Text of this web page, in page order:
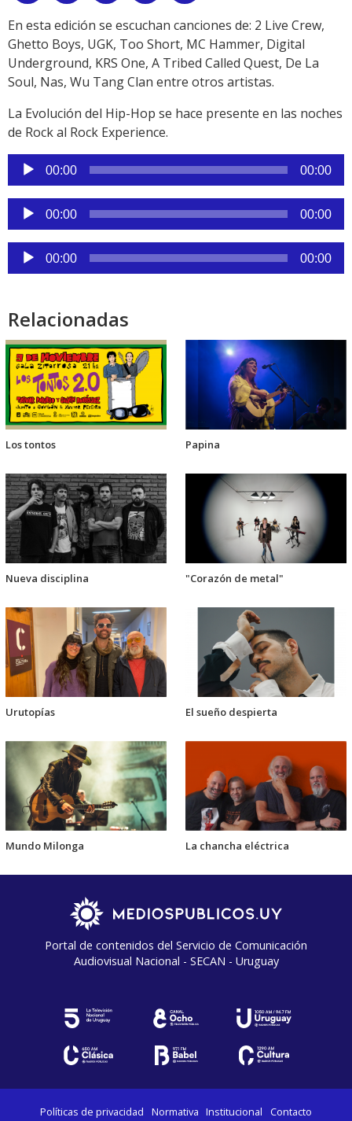
Link
En esta edición se escuchan canciones de: 2 Live Crew,
Ghetto Boys, UGK, Too Short, MC Hammer, Digital
Underground, KRS One, A Tribed Called Quest, De La
Soul, Nas, Wu Tang Clan entre otros artistas.
La Evolución del Hip-Hop se hace presente en las noches
de Rock al Rock Experience.
Reproductor
de
audio
00:00 00:00
Reproductor
de
audio
00:00 00:00
Reproductor
de
00:00 00:00
Relacionadas
Los tontos Papina
Nueva disciplina "Corazón de metal"
Urutopías El sueño despierta
Mundo Milonga La chancha eléctrica
Portal de contenidos del Servicio de Comunicación
Audiovisual Nacional - SECAN - Uruguay
Políticas de privacidad Normativa Institucional Contacto